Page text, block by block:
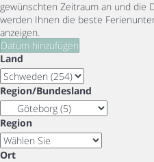
gewünschten Zeitraum an und die
werden Ihnen die beste
anzeigen.
Datum hinzufügen
Land
Region/Bundesland
Region
Ort